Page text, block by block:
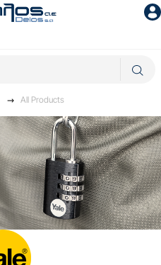
Είσοδος
Ξέχασες το password;
All Products